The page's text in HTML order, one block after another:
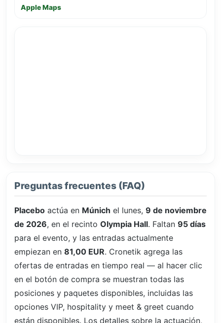
Apple Maps
Preguntas frecuentes (FAQ)
Placebo actúa en Múnich el lunes, 9 de noviembre
de 2026, en el recinto Olympia Hall. Faltan 95 días
para el evento, y las entradas actualmente
empiezan en 81,00 EUR. Cronetik agrega las
ofertas de entradas en tiempo real — al hacer clic
en el botón de compra se muestran todas las
posiciones y paquetes disponibles, incluidas las
opciones VIP, hospitality y meet & greet cuando
están disponibles. Los detalles sobre la actuación,